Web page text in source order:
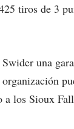
tiros de 3
una
a los Sioux